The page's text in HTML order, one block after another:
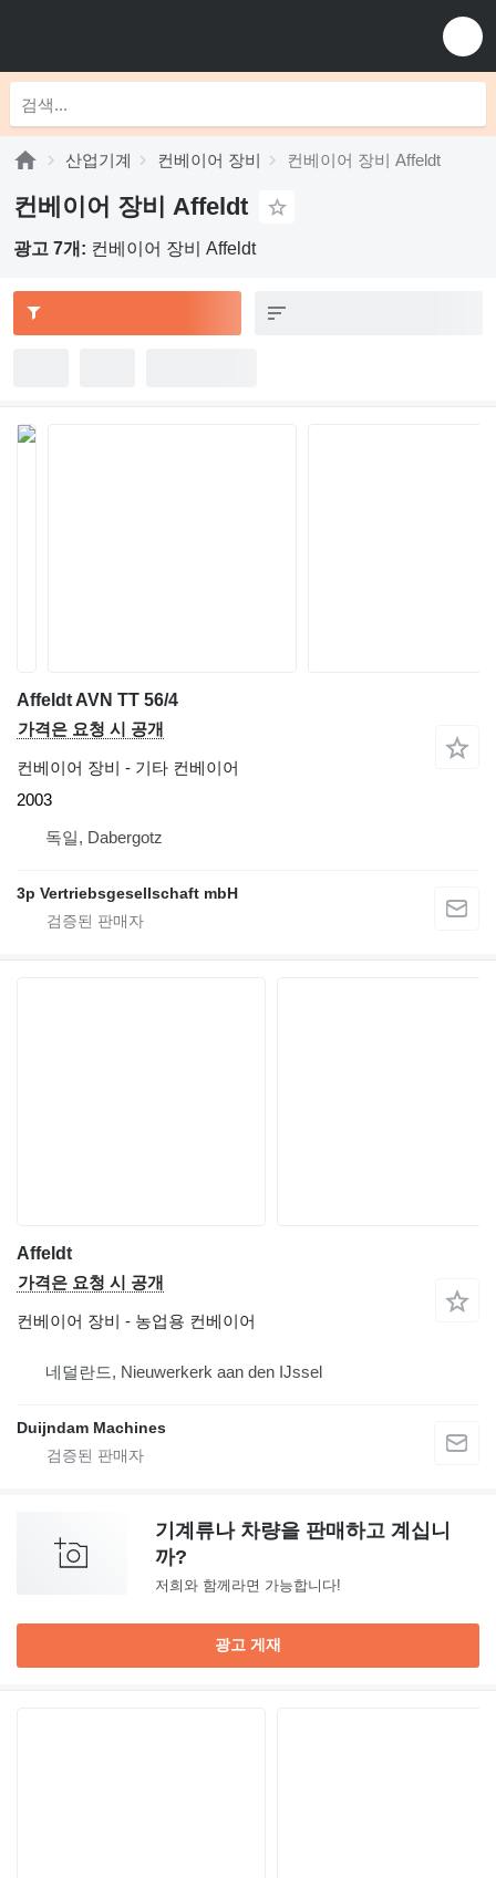
산업기계 컨베이어 장비 컨베이어 장비 Affeldt
컨베이어 장비 Affeldt
광고 7개: 컨베이어 장비 Affeldt
Affeldt AVN TT 56/4
가격은 요청 시 공개
컨베이어 장비 - 기타 컨베이어
2003
독일, Dabergotz
3p Vertriebsgesellschaft mbH
Affeldt
가격은 요청 시 공개
컨베이어 장비 - 농업용 컨베이어
네덜란드, Nieuwerkerk aan den IJssel
Duijndam Machines
기계류나 차량을 판매하고 계십니
까?
저희와 함께라면 가능합니다!
광고 게재